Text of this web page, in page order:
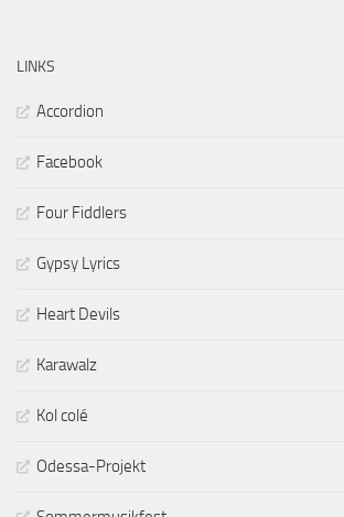
LINKS
Accordion
Facebook
Four Fiddlers
Gypsy Lyrics
Heart Devils
Karawalz
Kol colé
Odessa-Projekt